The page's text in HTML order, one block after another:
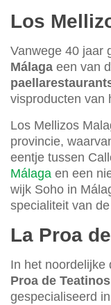
Los
Vanwege 40 jaar
Málaga een van
visproducten van
Los Mellizos
provincie,
eentje tussen
Málaga en een
wijk Soho in
specialiteit van
La Proa
In het noordelijke
Proa de Teatinos
gespecialiseerd